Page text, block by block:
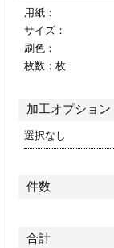
用紙：
サイズ：
刷色：
枚数： 枚
加工オプション
選択なし
件数
合計